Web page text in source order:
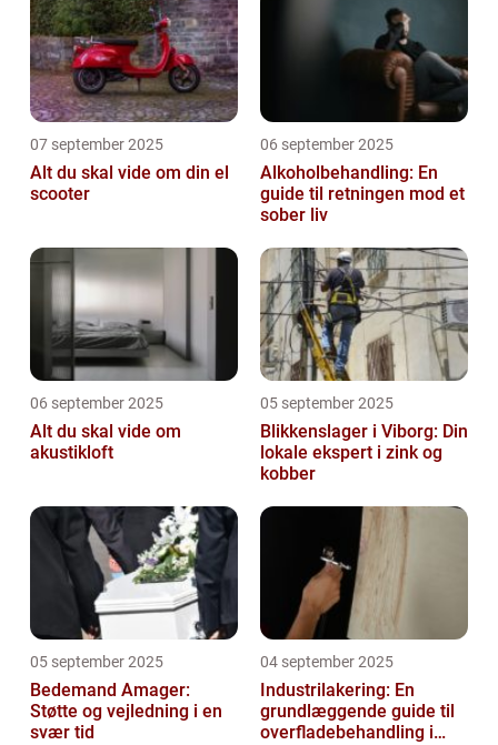
07 september 2025
Alt du skal vide om din el
scooter
06 september 2025
Alkoholbehandling: En
guide til retningen mod et
sober liv
06 september 2025
Alt du skal vide om
akustikloft
05 september 2025
Blikkenslager i Viborg: Din
lokale ekspert i zink og
kobber
05 september 2025
Bedemand Amager:
Støtte og vejledning i en
svær tid
04 september 2025
Industrilakering: En
grundlæggende guide til
overfladebehandling i